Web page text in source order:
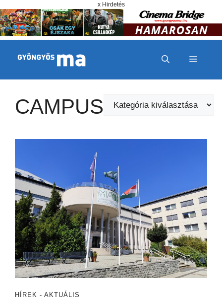
x Hirdetés
MENÜ
CAMPUS Kategóriák
HÍREK - AKTUÁLIS